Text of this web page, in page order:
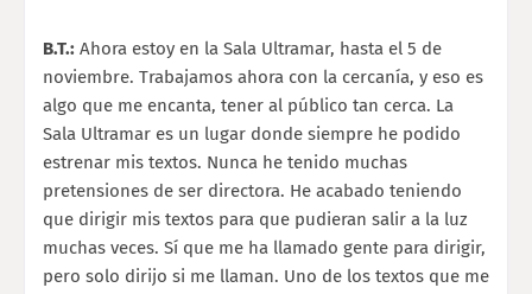
B.T.: Ahora estoy en la Sala Ultramar, hasta el 5 de
noviembre. Trabajamos ahora con la cercanía, y eso es
algo que me encanta, tener al público tan cerca. La
Sala Ultramar es un lugar donde siempre he podido
estrenar mis textos. Nunca he tenido muchas
pretensiones de ser directora. He acabado teniendo
que dirigir mis textos para que pudieran salir a la luz
muchas veces. Sí que me ha llamado gente para dirigir,
pero solo dirijo si me llaman. Uno de los textos que me